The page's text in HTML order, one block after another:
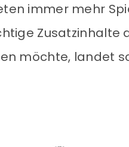
immer mehr
Zusatzinhalte
möchte, landet